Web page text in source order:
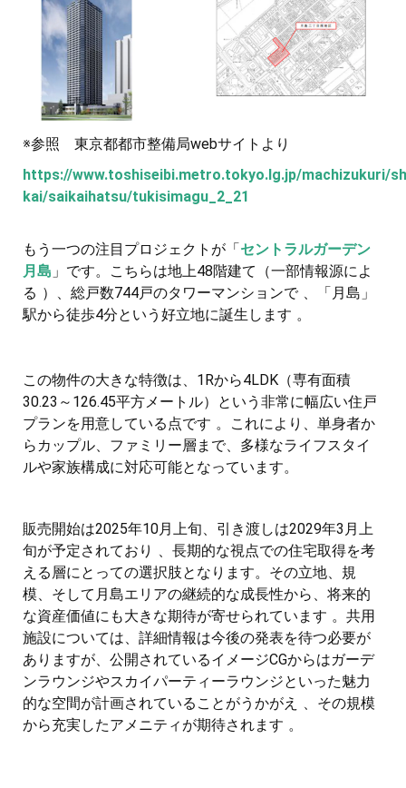
※参照 東京都都市整備局webサイトより
https://www.toshiseibi.metro.tokyo.lg.jp/machizukuri/
kai/saikaihatsu/tukisimagu_2_21
もう一つの注目プロジェクトが「セントラルガーデン
月島 」です。こちらは地上48階建て（一部情報源によ
る ）、総戸数744戸のタワーマンションで 、「月島」
駅から徒歩4分という好立地に誕生します 。
この物件の大きな特徴は、1Rから4LDK（専有面積
30.23～126.45平方メートル）という非常に幅広い住戸
プランを用意している点です 。これにより、単身者か
らカップル、ファミリー層まで、多様なライフスタイ
ルや家族構成に対応可能となっています。
販売開始は2025年10月上旬、引き渡しは2029年3月上
旬が予定されており 、長期的な視点での住宅取得を考
える層にとっての選択肢となります。その立地、規
模、そして月島エリアの継続的な成長性から、将来的
な資産価値にも大きな期待が寄せられています 。共用
施設については、詳細情報は今後の発表を待つ必要が
ありますが、公開されているイメージCGからはガーデ
ンラウンジやスカイパーティーラウンジといった魅力
的な空間が計画されていることがうかがえ 、その規模
から充実したアメニティが期待されます 。